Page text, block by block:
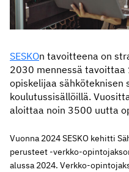
SESKOn tavoitteena on
2030 mennessä
opiskelijaa sähköteknisen
koulutussisällöillä.
aloittaa noin 3500 uutta
Vuonna 2024 SESKO kehitti
perusteet -verkko-
alussa 2024. Verkko-